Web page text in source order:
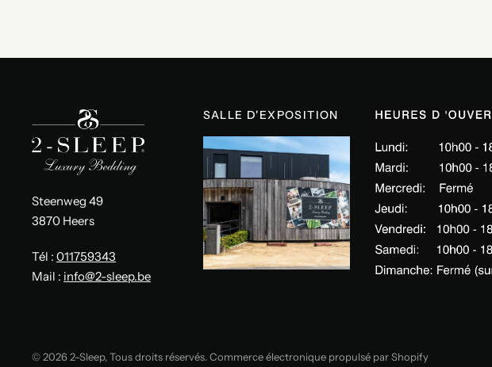
Steenweg 49
3870 Heers
Tél :011759343
Mail : info@2-sleep.be
SALLE D'EXPOSITION
© 2026 2-Sleep, Tous droits réservés. Commerce électronique propulsé par Shopify